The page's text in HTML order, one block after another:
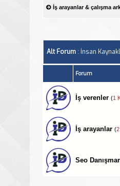
İş arayanlar & çalışma
Alt Forum : İnsan
Forum
İş verenler (1
İş arayanlar (
Seo